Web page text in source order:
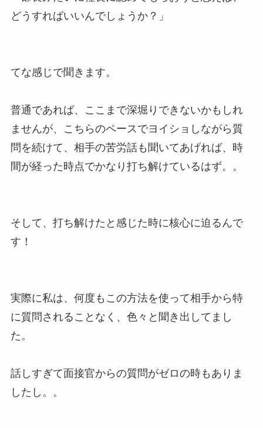
どうすればいいんでしょうか？」
てな感じで聞きます。
普通であれば、ここまで深堀りできないかもしれ
ませんが、こちらのペースでヨイショしながら質
問を続けて、相手の苦労話も聞いてあげれば、時
間が経った時点でかなり打ち解けているはず。。
そして、打ち解けたと感じた時に核心に迫るんで
す！
実際に私は、何度もこの方法を使って相手から特
に質問されることなく、色々と聞き出してまし
た。
話しすぎて面接官からの質問がゼロの時もありま
したし。。